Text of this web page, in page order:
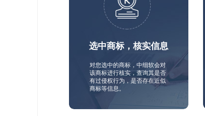
选中商标，核实信息
对您选中的商标，中细软会对
该商标进行核实，查询其是否
有过侵权行为，是否存在近似
商标等信息。